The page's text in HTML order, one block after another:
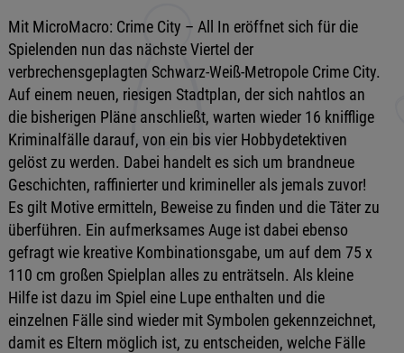
Mit MicroMacro: Crime City – All In eröffnet sich für die
Spielenden nun das nächste Viertel der
verbrechensgeplagten Schwarz-Weiß-Metropole Crime City.
Auf einem neuen, riesigen Stadtplan, der sich nahtlos an
die bisherigen Pläne anschließt, warten wieder 16 knifflige
Kriminalfälle darauf, von ein bis vier Hobbydetektiven
gelöst zu werden. Dabei handelt es sich um brandneue
Geschichten, raffinierter und krimineller als jemals zuvor!
Es gilt Motive ermitteln, Beweise zu finden und die Täter zu
überführen. Ein aufmerksames Auge ist dabei ebenso
gefragt wie kreative Kombinationsgabe, um auf dem 75 x
110 cm großen Spielplan alles zu enträtseln. Als kleine
Hilfe ist dazu im Spiel eine Lupe enthalten und die
einzelnen Fälle sind wieder mit Symbolen gekennzeichnet,
damit es Eltern möglich ist, zu entscheiden, welche Fälle